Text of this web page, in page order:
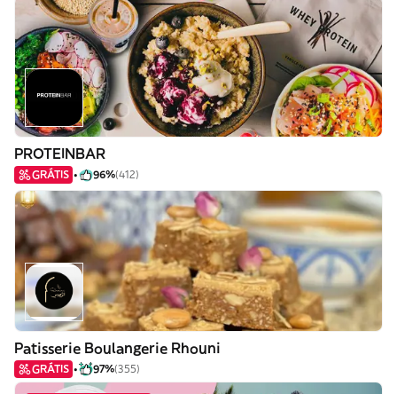
PROTEINBAR
GRÁTIS 96%(412)
Patisserie Boulangerie Rhouni
GRÁTIS 97%(355)